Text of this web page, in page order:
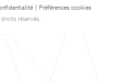
Préférences cookies
réservés.